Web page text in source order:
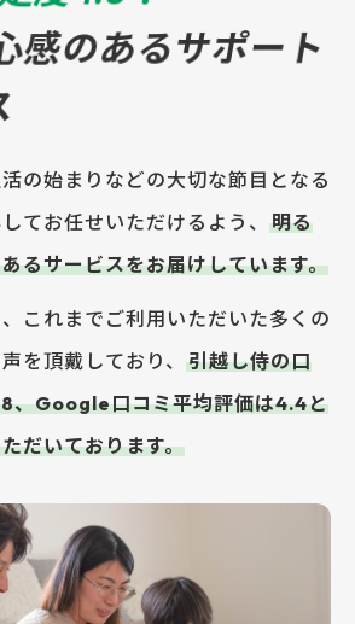
感のあるサポート
の始まりなどの大切な節目となる
てお任せいただけるよう、 明る
るサービスをお届けしています。
これまでご利用いただいた多くの
を頂戴しており、 引越し侍の口
、Google口コミ平均評価は4.4と
だいております。